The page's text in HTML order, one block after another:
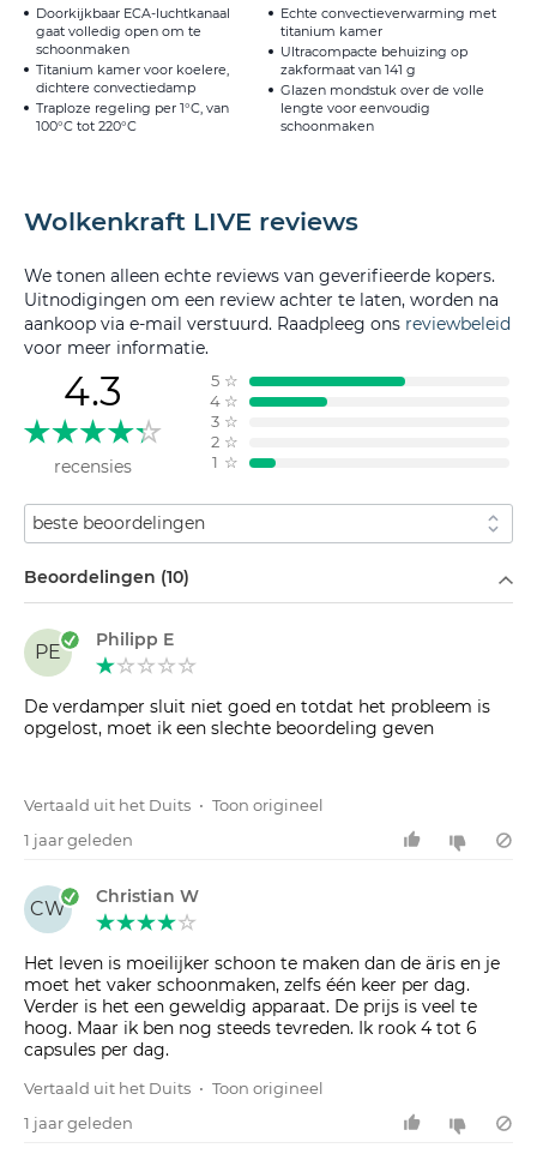
Doorkijkbaar ECA-luchtkanaal
gaat volledig open om te
schoonmaken
Titanium kamer voor koelere,
dichtere convectiedamp
Traploze regeling per 1°C, van
100°C tot 220°C
Echte convectieverwarming met
titanium kamer
Ultracompacte behuizing op
zakformaat van 141 g
Glazen mondstuk over de volle
lengte voor eenvoudig
schoonmaken
Wolkenkraft LIVE reviews
We tonen alleen echte reviews van geverifieerde kopers.
Uitnodigingen om een review achter te laten, worden na
aankoop via e-mail verstuurd. Raadpleeg ons reviewbeleid
voor meer informatie.
4.3
recensies
5 ☆
4 ☆
3 ☆
2 ☆
1 ☆
Sorteren op
Beoordelingen (10)
PE
Philipp E
De verdamper sluit niet goed en totdat het probleem is
opgelost, moet ik een slechte beoordeling geven
Vertaald uit het Duits • Toon origineel
1 jaar geleden
CW
Christian W
Het leven is moeilijker schoon te maken dan de äris en je
moet het vaker schoonmaken, zelfs één keer per dag.
Verder is het een geweldig apparaat. De prijs is veel te
hoog. Maar ik ben nog steeds tevreden. Ik rook 4 tot 6
capsules per dag.
Vertaald uit het Duits • Toon origineel
1 jaar geleden